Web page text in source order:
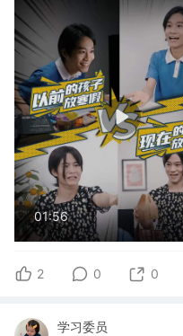
01:56
2 0 0
学习委员